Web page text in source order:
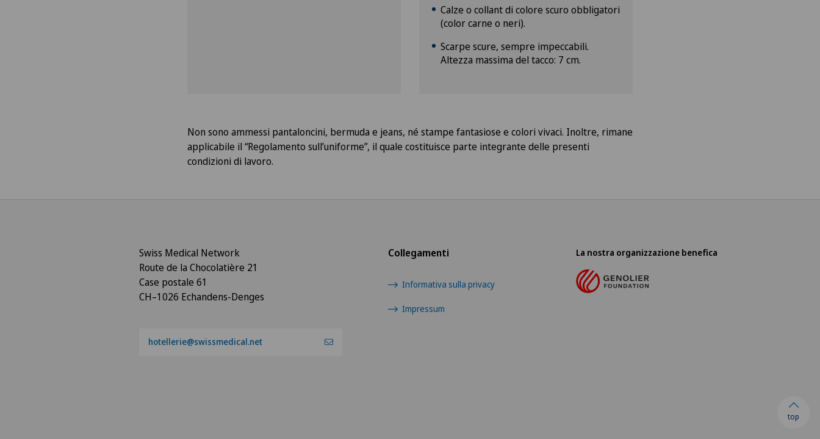
Calze o collant di colore scuro obbligatori
(color carne o neri).
Scarpe scure, sempre impeccabili.
Altezza massima del tacco: 7 cm.
Non sono ammessi pantaloncini, bermuda e jeans, né stampe fantasiose e colori vivaci. Inoltre, rimane
applicabile il “Regolamento sull’uniforme”, il quale costituisce parte integrante delle presenti
condizioni di lavoro.
Collegamenti
Informativa sulla privacy
Impressum
Swiss Medical Network
Route de la Chocolatière 21
Case postale 61
CH–1026 Echandens-Denges
hotellerie@swissmedical.net
La nostra organizzazione benefica
top